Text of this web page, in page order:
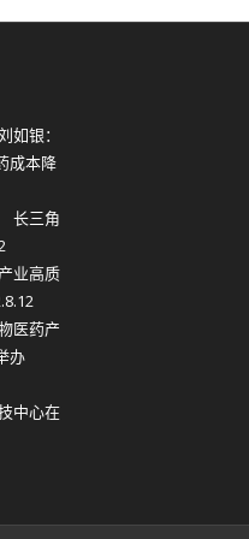
银：
成本降
长三角
业高质
医药产
办
中心在